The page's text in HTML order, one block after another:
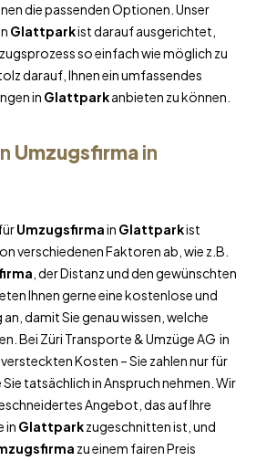
die passenden Optionen. Unser
Glattparkist darauf ausgerichtet,
so einfach wie möglich zu
darauf, Ihnen ein umfassendes
in Glattparkanbieten zu können.
Umzugsfirmain
Umzugsfirmain Glattparkist
verschiedenen Faktoren ab, wie z.B.
, der Distanz und den gewünschten
Ihnen gerne eine kostenlose und
damit Sie genau wissen, welche
Bei Züri Transporte & Umzüge AG in
Kosten – Sie zahlen nur für
tatsächlich in Anspruch nehmen. Wir
Angebot, das auf Ihre
in Glattparkzugeschnitten ist, und
zu einem fairen Preis